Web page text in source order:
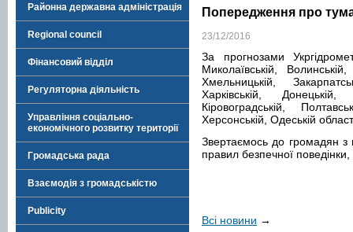
Районна державна адміністрація
Regional council
Фінансовий відділ
Регуляторна діяльність
Управління соціально-
економічного розвитку території
Громадська рада
Взаємодія з громадськістю
Publicity
Попередження про
23/12/2016
За прогнозами
Миколаївській, Волинській,
Хмельницькій,
Харківській, Донецькій,
Кіровоградській,
Херсонській, Одеській
Звертаємось до громадян
правил безпечної
Всі новини →